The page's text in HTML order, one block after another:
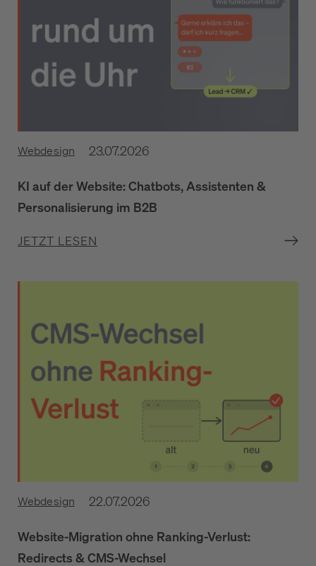
Webdesign 23.07.2026
KI auf der Website: Chatbots, Assistenten &
Personalisierung im B2B
JETZT LESEN
Webdesign 22.07.2026
Website-Migration ohne Ranking-Verlust:
Redirects & CMS-Wechsel